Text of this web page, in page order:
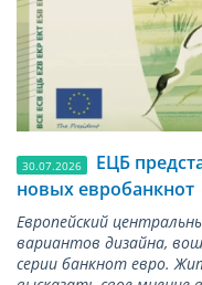
30.07.2026
ЕЦБ
новых евробанкнот
Европейский
вариантов дизайна,
серии банкнот евро.